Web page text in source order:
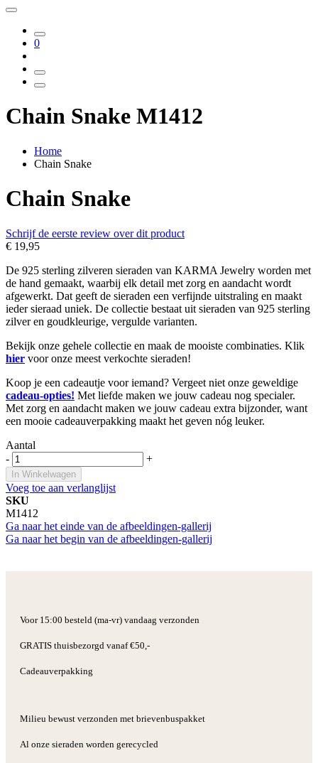
0
Chain Snake M1412
Home
Chain Snake
Chain Snake
Schrijf de eerste review over dit product
€ 19,95
De 925 sterling zilveren sieraden van KARMA Jewelry worden met
de hand gemaakt, waarbij elk detail met zorg en aandacht wordt
afgewerkt. Dat geeft de sieraden een verfijnde uitstraling en maakt
ieder sieraad uniek. De collectie bestaat uit sieraden van 925 sterling
zilver en goudkleurige, vergulde varianten.
Bekijk onze gehele collectie en maak de mooiste combinaties. Klik
hier voor onze meest verkochte sieraden!
Koop je een cadeautje voor iemand? Vergeet niet onze geweldige
cadeau-opties! Met liefde maken we jouw cadeau nog specialer.
Met zorg en aandacht maken we jouw cadeau extra bijzonder, want
een mooie cadeauverpakking maakt het geven nóg leuker.
Aantal
-
+
In Winkelwagen
Voeg toe aan verlanglijst
SKU
M1412
Ga naar het einde van de afbeeldingen-gallerij
Ga naar het begin van de afbeeldingen-gallerij
Voor 15:00 besteld (ma-vr) vandaag verzonden
GRATIS thuisbezorgd vanaf €50,-
Cadeauverpakking
Milieu bewust verzonden met brievenbuspakket
Al onze sieraden worden gerecycled